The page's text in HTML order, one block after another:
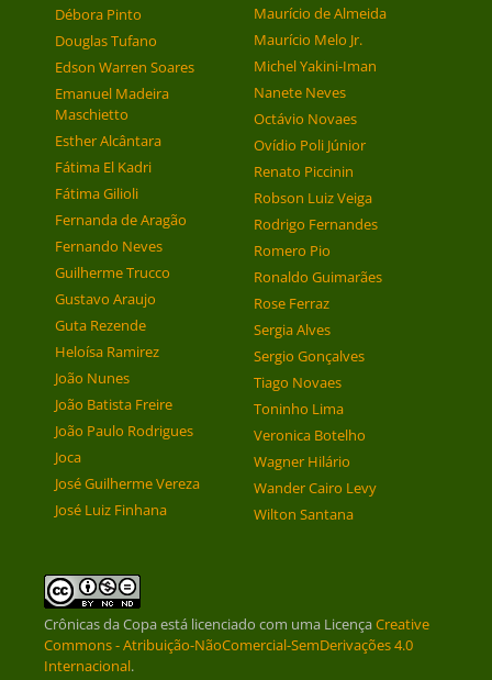
Débora Pinto
Douglas Tufano
Edson Warren Soares
Emanuel Madeira
Maschietto
Esther Alcântara
Fátima El Kadri
Fátima Gilioli
Fernanda de Aragão
Fernando Neves
Guilherme Trucco
Gustavo Araujo
Guta Rezende
Heloísa Ramirez
João Nunes
João Batista Freire
João Paulo Rodrigues
Joca
José Guilherme Vereza
José Luiz Finhana
Maurício de Almeida
Maurício Melo Jr.
Michel Yakini-Iman
Nanete Neves
Octávio Novaes
Ovídio Poli Júnior
Renato Piccinin
Robson Luiz Veiga
Rodrigo Fernandes
Romero Pio
Ronaldo Guimarães
Rose Ferraz
Sergia Alves
Sergio Gonçalves
Tiago Novaes
Toninho Lima
Veronica Botelho
Wagner Hilário
Wander Cairo Levy
Wilton Santana
Crônicas da Copaestá licenciado com uma LicençaCreative
Commons - Atribuição-NãoComercial-SemDerivações 4.0
Internacional.